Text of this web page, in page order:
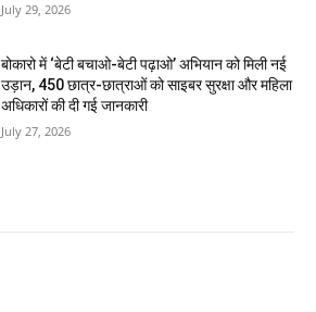
July 29, 2026
बोकारो में ‘बेटी बचाओ-बेटी पढ़ाओ’ अभियान को मिली नई
उड़ान, 450 छात्र-छात्राओं को साइबर सुरक्षा और महिला
अधिकारों की दी गई जानकारी
July 27, 2026